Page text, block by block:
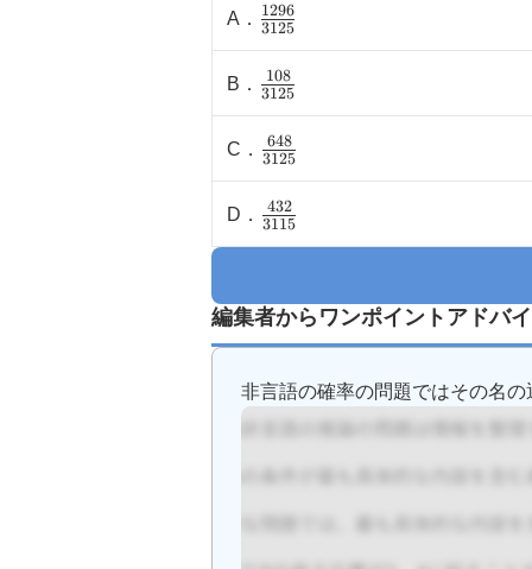
A ． \
(\frac{1296}
{3125}\)
3125
1296
B ． \
(\frac{108}
{3125}\)
3125
108
C ． \
(\frac{648}
{3125}\)
3125
648
D ． \
(\frac{432}
3115
432
編集者からワンポイントアドバ
非言語の確率の問題ではその名